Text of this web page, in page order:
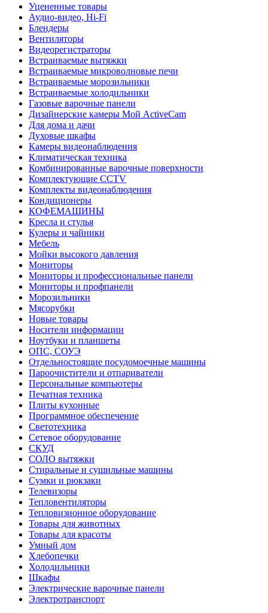
Уцененные товары
Аудио-видео, Hi-Fi
Блендеры
Вентиляторы
Видеорегистраторы
Встраиваемые вытяжки
Встраиваемые микроволновые печи
Встраиваемые морозильники
Встраиваемые холодильники
Газовые варочные панели
Дизайнерские камеры Мой ActiveCam
Для дома и дачи
Духовые шкафы
Камеры видеонаблюдения
Климатическая техника
Комбинированные варочные поверхности
Комплектующие CCTV
Комплекты видеонаблюдения
Кондиционеры
КОФЕМАШИНЫ
Кресла и стулья
Кулеры и чайники
Мебель
Мойки высокого давления
Мониторы
Мониторы и профессиональные панели
Мониторы и профпанели
Морозильники
Мясорубки
Новые товары
Носители информации
Ноутбуки и планшеты
ОПС, СОУЭ
Отдельностоящие посудомоечные машины
Пароочистители и отпариватели
Персональные компьютеры
Печатная техника
Плиты кухонные
Программное обеспечение
Светотехника
Сетевое оборудование
СКУД
СОЛО вытяжки
Стиральные и сушильные машины
Сумки и рюкзаки
Телевизоры
Тепловентиляторы
Тепловизионное оборудование
Товары для животных
Товары для красоты
Умный дом
Хлебопечки
Холодильники
Шкафы
Электрические варочные панели
Электротранспорт